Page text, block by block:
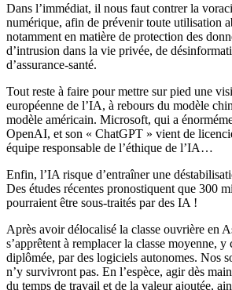
Dans l’immédiat, il nous faut contrer la
numérique, afin de prévenir toute utilisation
notamment en matière de protection des
d’intrusion dans la vie privée, de
d’assurance-santé.
Tout reste à faire pour mettre sur pied une
européenne de l’IA, à rebours du modèle
modèle américain. Microsoft, qui a
OpenAI, et son « ChatGPT » vient de
équipe responsable de l’éthique de l’IA…
Enfin, l’IA risque d’entraîner une
Des études récentes pronostiquent que 300
pourraient être sous-traités par des IA !
Après avoir délocalisé la classe ouvrière en
s’apprêtent à remplacer la classe moyenne,
diplômée, par des logiciels autonomes. Nos
n’y survivront pas. En l’espèce, agir dès
du temps de travail et de la valeur ajoutée,